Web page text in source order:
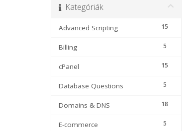
Kategóriák
15
Advanced Scripting
5
Billing
15
cPanel
5
Database Questions
18
Domains & DNS
5
E-commerce